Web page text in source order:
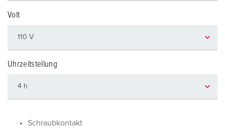
Volt
Uhrzeitstellung
Schraubkontakt